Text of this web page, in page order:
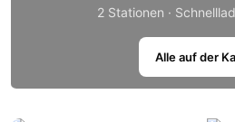
2 Stationen ·
Alle auf der